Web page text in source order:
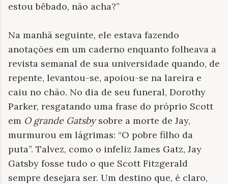
estou bêbado, não acha?”
Na manhã seguinte, ele estava fazendo
anotações em um caderno enquanto folheava a
revista semanal de sua universidade quando, de
repente, levantou-se, apoiou-se na lareira e
caiu no chão. No dia de seu funeral, Dorothy
Parker, resgatando uma frase do próprio Scott
em O grande Gatsbysobre a morte de Jay,
murmurou em lágrimas: “O pobre filho da
puta”. Talvez, como o infeliz James Gatz, Jay
Gatsby fosse tudo o que Scott Fitzgerald
sempre desejara ser. Um destino que, é claro,